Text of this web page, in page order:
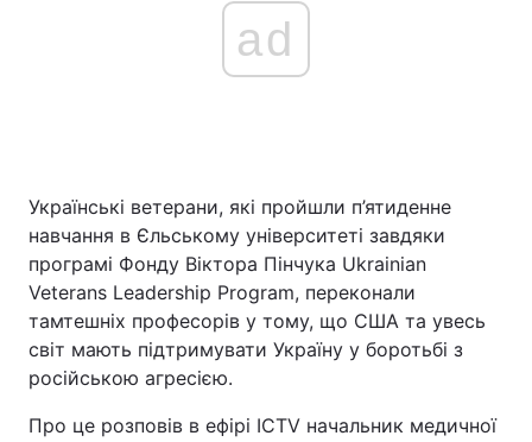
Головна Війна
Україна Політика
ad
Українські ветерани, які пройшли п’ятиденне
навчання в Єльському університеті завдяки
програмі Фонду Віктора Пінчука Ukrainian
Veterans Leadership Program, переконали
тамтешніх професорів у тому, що США та увесь
світ мають підтримувати Україну у боротьбі з
російською агресією.
Про це розповів в ефірі ICTV начальник медичної